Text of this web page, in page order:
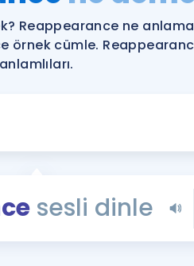
YDS ve
Eğitim ve
YDS -
İngilizce
İngilizce
Reappearance ne
örnek cümle.
anlamlıları.
sesli dinle